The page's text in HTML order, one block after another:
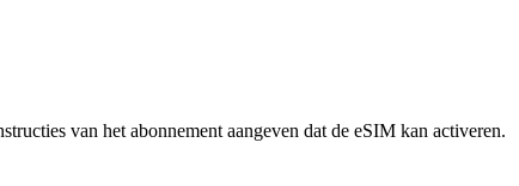
van het abonnement aangeven dat de eSIM kan activeren.